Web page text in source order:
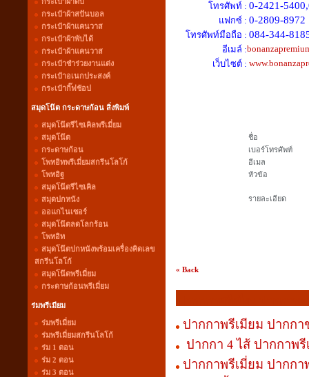
กระเป๋าผ้าสปันบอล
กระเป๋าผ้าแคนวาส
กระเป๋าผ้าพับได้
กระเป๋าผ้าแคนวาส
กระเป๋าชำร่วยงานแต่ง
กระเป๋าอเนกประสงค์
กระเป๋ากิ๊ฟช้อป
สมุดโน๊ต กระดาษก้อน สิ่งพิมพ์
สมุดโน๊ตรีไซเคิลพรีเมี่ยม
สมุดโน๊ต
กระดาษก้อน
โพทอิทพรีเมี่ยมสกรีนโลโก้
โพทอิฐ
สมุดโน๊ตรีไซเคิล
สมุดปกหนัง
ออแกไนเซอร์
สมุดโน๊ตลดโลกร้อน
โพทอิท
สมุดโน๊ตปกหนังพร้อมเครื่องคิดเลข
สกรีนโลโก้
สมุดโน๊ตพรีเมี่ยม
กระดาษก้อนพรีเมี่ยม
ร่มพรีเมียม
ร่มพรีเมี่ยม
ร่มพรีเมี่ยมสกรีนโลโก้
ร่ม 1 ตอน
ร่ม 2 ตอน
ร่ม 3 ตอน
โทรศัพท์ : 0-2421-
แฟกซ์ : 0-2809-8972
โทรศัพท์มือถือ : 084-344-
อีเมล์ :
เว็บไซต์ :
ชื่อ
เบอร์โทรศัพท์
อีเมล
หัวข้อ
รายละเอียด
« Back
ปากกาพรีเมียม ปากก
ปากกา 4 ไส้ ปากกาพ
ปากกาพรีเมี่ยม ปากก